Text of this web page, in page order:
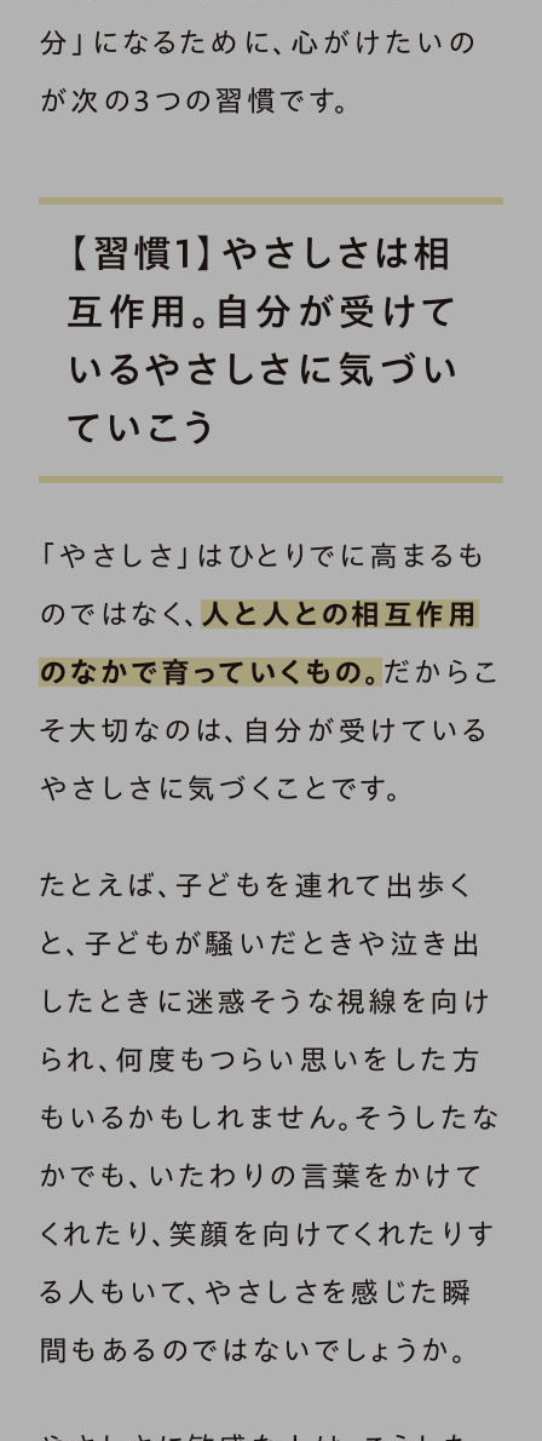
分」になるために、心がけたいの
が次の3つの習慣です。
【習慣1】やさしさは相
互作用。自分が受けて
いるやさしさに気づい
ていこう
「やさしさ」はひとりでに高まるも
のではなく、 人と人との相互作用
のなかで育っていくもの。 だからこ
そ大切なのは、自分が受けている
やさしさに気づくことです。
たとえば、子どもを連れて出歩く
と、子どもが騒いだときや泣き出
したときに迷惑そうな視線を向け
られ、何度もつらい思いをした方
もいるかもしれません。そうしたな
かでも、いたわりの言葉をかけて
くれたり、笑顔を向けてくれたりす
る人もいて、やさしさを感じた瞬
間もあるのではないでしょうか。